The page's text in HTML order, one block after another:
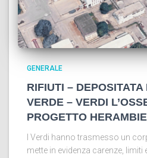
GENERALE
RIFIUTI – DEPOSITATA
VERDE – VERDI
PROGETTO
I Verdi hanno trasmesso un
mette in evidenza carenze, limiti